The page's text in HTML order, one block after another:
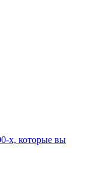
х, которые вы